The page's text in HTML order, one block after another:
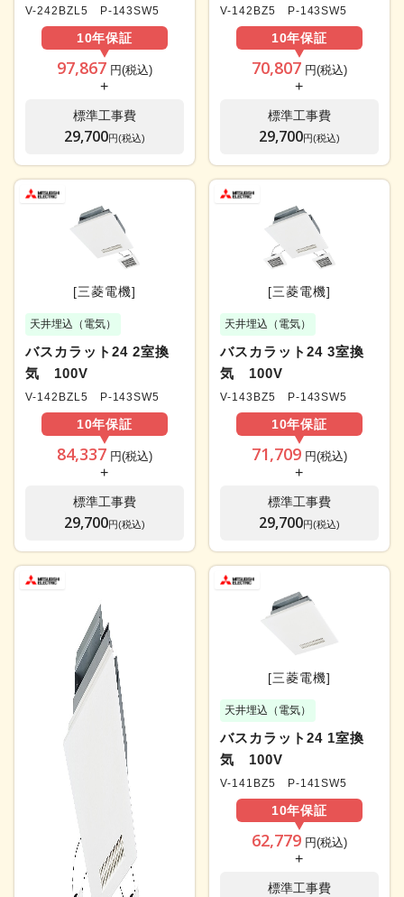
V-242BZL5 P-143SW5
10年保証
97,867 円(税込)
+
標準工事費
29,700円(税込)
V-142BZ5 P-143SW5
10年保証
70,807 円(税込)
+
標準工事費
29,700円(税込)
[三菱電機]
天井埋込（電気）
バスカラット24 2室換
気 100V
V-142BZL5 P-143SW5
10年保証
84,337 円(税込)
+
標準工事費
29,700円(税込)
[三菱電機]
天井埋込（電気）
バスカラット24 3室換
気 100V
V-143BZ5 P-143SW5
10年保証
71,709 円(税込)
+
標準工事費
29,700円(税込)
[三菱電機]
天井埋込（電気）
バスカラット24 1室換
気 100V
V-141BZ5 P-141SW5
10年保証
62,779 円(税込)
+
標準工事費